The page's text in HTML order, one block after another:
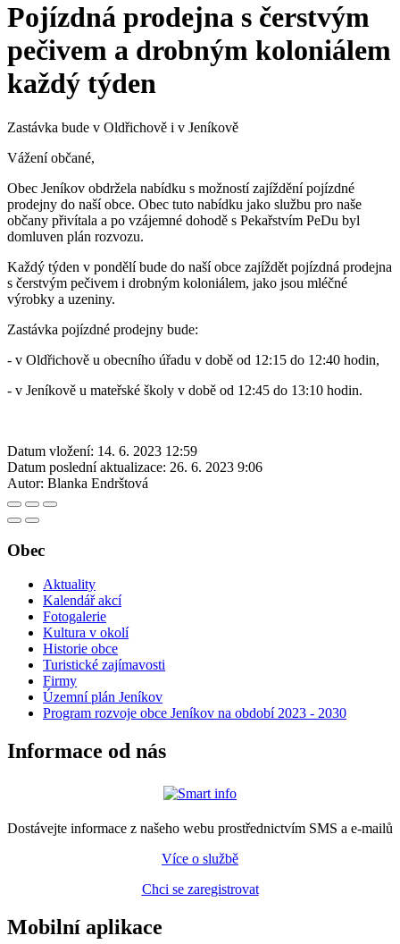
Pojízdná prodejna s čerstvým
pečivem a drobným koloniálem
každý týden
Zastávka bude v Oldřichově i v Jeníkově
Vážení občané,
Obec Jeníkov obdržela nabídku s možností zajíždění pojízdné
prodejny do naší obce. Obec tuto nabídku jako službu pro naše
občany přivítala a po vzájemné dohodě s Pekařstvím PeDu byl
domluven plán rozvozu.
Každý týden v pondělí bude do naší obce zajíždět pojízdná prodejna
s čerstvým pečivem i drobným koloniálem, jako jsou mléčné
výrobky a uzeniny.
Zastávka pojízdné prodejny bude:
- v Oldřichově u obecního úřadu v době od 12:15 do 12:40 hodin,
- v Jeníkově u mateřské školy v době od 12:45 do 13:10 hodin.
Datum vložení: 14. 6. 2023 12:59
Datum poslední aktualizace: 26. 6. 2023 9:06
Autor: Blanka Endrštová
Obec
Aktuality
Kalendář akcí
Fotogalerie
Kultura v okolí
Historie obce
Turistické zajímavosti
Firmy
Územní plán Jeníkov
Program rozvoje obce Jeníkov na období 2023 - 2030
Informace od nás
Dostávejte informace z našeho webu prostřednictvím SMS a e-mailů
Více o službě
Chci se zaregistrovat
Mobilní aplikace